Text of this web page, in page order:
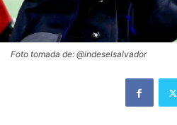
Foto tomada de: @indeselsalvador